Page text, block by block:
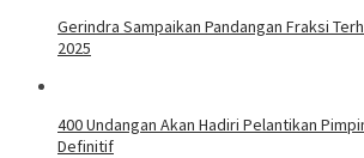
Gerindra Sampaikan Pandangan Fraksi
2025
400 Undangan Akan Hadiri Pelantikan
Definitif